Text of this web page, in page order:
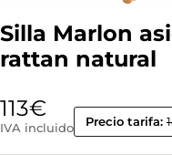
Silla Marlon
rattan natural
113€
IVA incluido Precio tarifa: